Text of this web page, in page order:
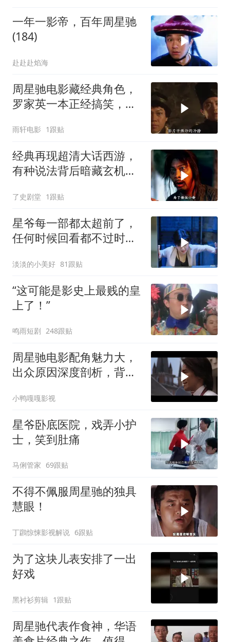
一年一影帝，百年周星驰
(184)
赴赴赴焰海
周星驰电影藏经典角色，
罗家英一本正经搞笑，星
雨轩电影 1跟贴
经典再现超清大话西游，
有种说法背后暗藏玄机，
了史剧堂 1跟贴
星爷每一部都太超前了，
任何时候回看都不过时，
淡淡的小美好 81跟贴
“这可能是影史上最贱的皇
上了！”
鸣雨短剧 248跟贴
周星驰电影配角魅力大，
出众原因深度剖析，背后
小鸭嘎嘎影视
星爷卧底医院，戏弄小护
士，笑到肚痛
马俐管家 69跟贴
不得不佩服周星驰的独具
慧眼！
丁鸊惊悚影视解说 6跟贴
为了这块儿表安排了一出
好戏
黑衬衫剪辑 1跟贴
周星驰代表作食神，华语